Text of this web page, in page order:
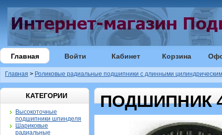
Главная Войти Кабинет Корзина
Главная > Роликовые радиальные подшипники с длинными
КАТЕГОРИИ
Высокоточные
подшипники шпинделя
Шариковые
радиальные
ПОДШИПНИК